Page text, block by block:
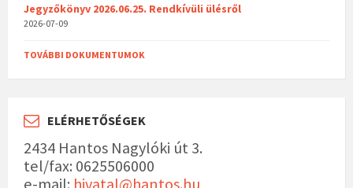
Jegyzőkönyv 2026.06.25. Rendkívüli ülésről
2026-07-09
TOVÁBBI DOKUMENTUMOK
ELÉRHETŐSÉGEK
2434 Hantos Nagylóki út 3.
tel/fax: 0625506000